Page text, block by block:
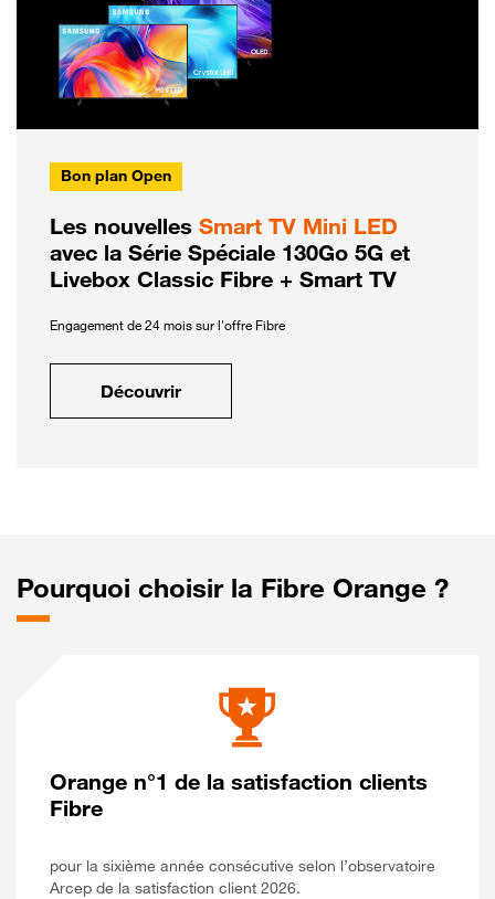
Bon plan Open
Les nouvelles Smart TV Mini LED
avec la Série Spéciale 130Go 5G et
Livebox Classic Fibre + Smart TV
Engagement de 24 mois sur l'offre Fibre
Découvrir
Pourquoi choisir la Fibre Orange ?
Orange n°1 de la satisfaction clients
Fibre
pour la sixième année consécutive selon l’observatoire
Arcep de la satisfaction client 2026.